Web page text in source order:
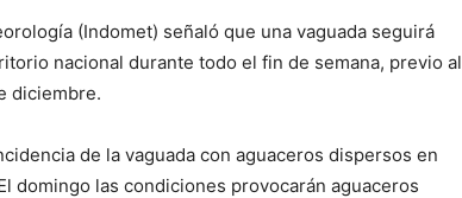
(Indomet) señaló que una vaguada seguirá
nacional durante todo el fin de semana, previo al
diciembre.
de la vaguada con aguaceros dispersos en
domingo las condiciones provocarán aguaceros